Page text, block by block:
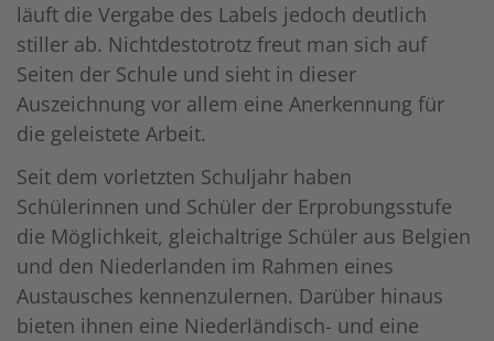
läuft die Vergabe des Labels jedoch deutlich
stiller ab. Nichtdestotrotz freut man sich auf
Seiten der Schule und sieht in dieser
Auszeichnung vor allem eine Anerkennung für
die geleistete Arbeit.
Seit dem vorletzten Schuljahr haben
Schülerinnen und Schüler der Erprobungsstufe
die Möglichkeit, gleichaltrige Schüler aus Belgien
und den Niederlanden im Rahmen eines
Austausches kennenzulernen. Darüber hinaus
bieten ihnen eine Niederländisch- und eine